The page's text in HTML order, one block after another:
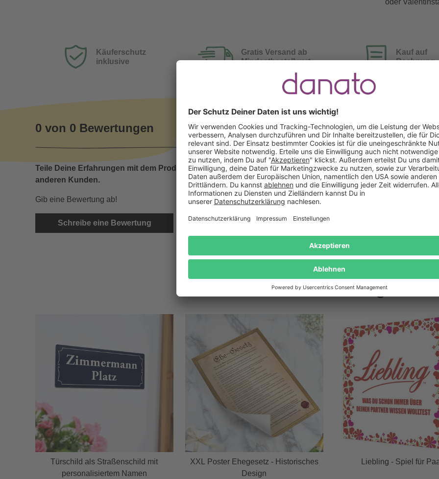
oder
Käuferschutz
inklusive
Gratis Versand ab
Mindestbestellwert
Kauf auf
Rechnung
0 von 0 Bewertungen
Teile Deine Erfahrungen mit dem Produkt mit
anderen Kunden.
Gib eine Bewertung ab!
Schreibe eine Bewertung
Das sagen unsere Kunden
Keine Bewertungen gefunden. Lass uns wissen,
Wird oft zusammen gekauft
Türschild als Straßenschild mit
personalisiertem Namen
XXL Poster Ehegesetz - Historisches
Design
Liebling - Spiel für